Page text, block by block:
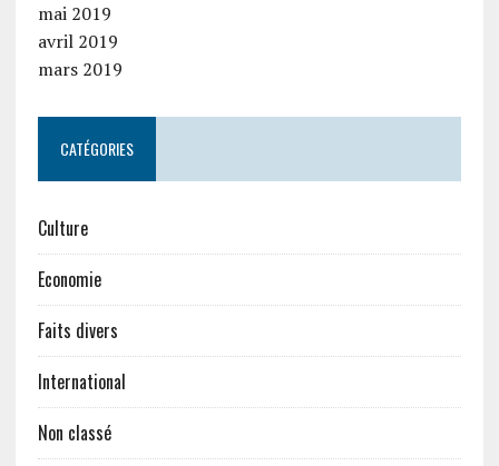
mai 2019
avril 2019
mars 2019
CATÉGORIES
Culture
Economie
Faits divers
International
Non classé